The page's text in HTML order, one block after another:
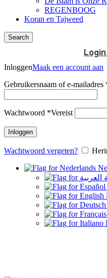
REGENBOOG
Koran en Tajweed
Search
InloggenMaak een account aan
Gebruikersnaam of e-mailadres
Wachtwoord *Vereist
Inloggen
Wachtwoord vergeten?